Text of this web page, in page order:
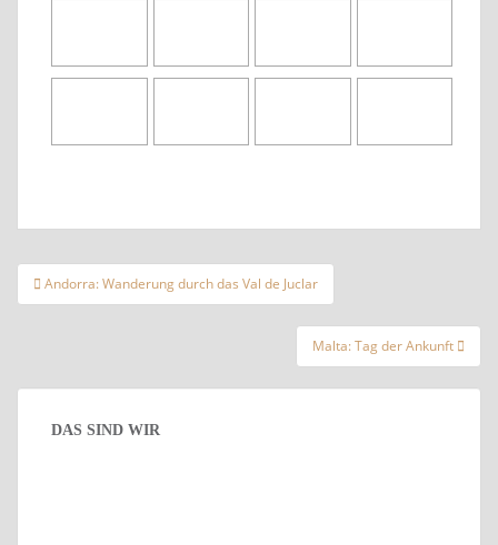
Beitragsnavigation
Andorra: Wanderung durch das Val de Juclar
Malta: Tag der Ankunft
DAS SIND WIR